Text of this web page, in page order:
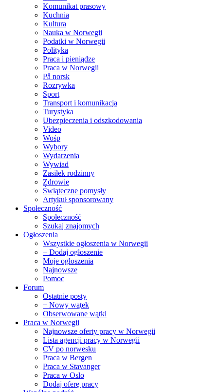
Komunikat prasowy
Kuchnia
Kultura
Nauka w Norwegii
Podatki w Norwegii
Polityka
Praca i pieniądze
Praca w Norwegii
På norsk
Rozrywka
Sport
Transport i komunikacja
Turystyka
Ubezpieczenia i odszkodowania
Video
Wośp
Wybory
Wydarzenia
Wywiad
Zasiłek rodzinny
Zdrowie
Świąteczne pomysły
Artykuł sponsorowany
Społeczność
Społeczność
Szukaj znajomych
Ogłoszenia
Wszystkie ogłoszenia w Norwegii
+ Dodaj ogłoszenie
Moje ogłoszenia
Najnowsze
Pomoc
Forum
Ostatnie posty
+ Nowy wątek
Obserwowane wątki
Praca w Norwegii
Najnowsze oferty pracy w Norwegii
Lista agencji pracy w Norwegii
CV po norwesku
Praca w Bergen
Praca w Stavanger
Praca w Oslo
Dodaj oferę pracy